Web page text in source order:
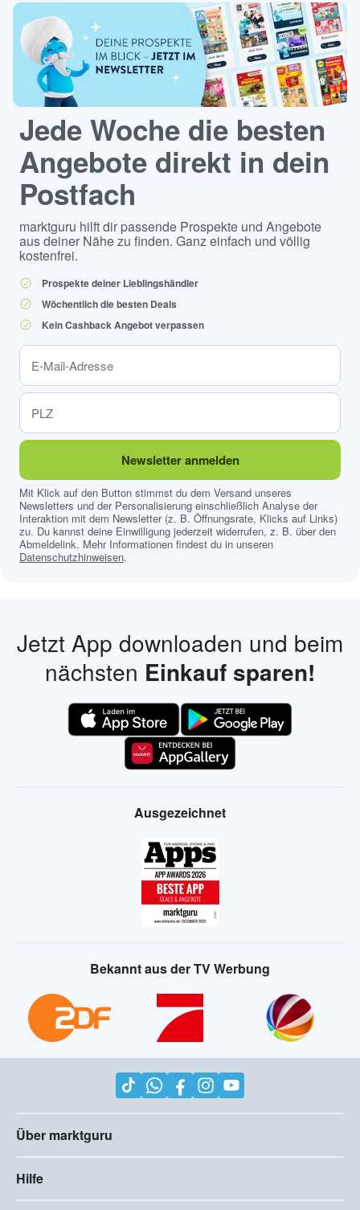
Jede Woche die besten
Angebote direkt in dein
Postfach
marktguru hilft dir passende Prospekte und Angebote
aus deiner Nähe zu finden. Ganz einfach und völlig
kostenfrei.
Prospekte deiner Lieblingshändler
Wöchentlich die besten Deals
Kein Cashback Angebot verpassen
Newsletter anmelden
Mit Klick auf den Button stimmst du dem Versand unseres
Newsletters und der Personalisierung einschließlich Analyse der
Interaktion mit dem Newsletter (z. B. Öffnungsrate, Klicks auf Links)
zu. Du kannst deine Einwilligung jederzeit widerrufen, z. B. über den
Abmeldelink. Mehr Informationen findest du in unseren
Datenschutzhinweisen.
Jetzt App downloaden und beim
nächsten Einkauf sparen!
Ausgezeichnet
Bekannt aus der TV Werbung
Über marktguru
Hilfe